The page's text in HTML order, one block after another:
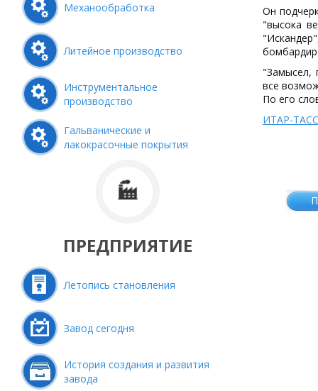
Механообработка
Литейное производство
Инструментальное
производство
Гальванические и
лакокрасочные покрытия
ПРЕДПРИЯТИЕ
Летопись становления
Завод сегодня
История создания и развития
завода
Он
"высока
"Замысел,
все
По его
ИТАР-ТАСС